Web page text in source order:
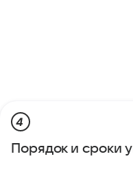
4
Порядок и сроки